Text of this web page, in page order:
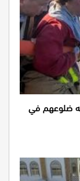
ضلوعهم في